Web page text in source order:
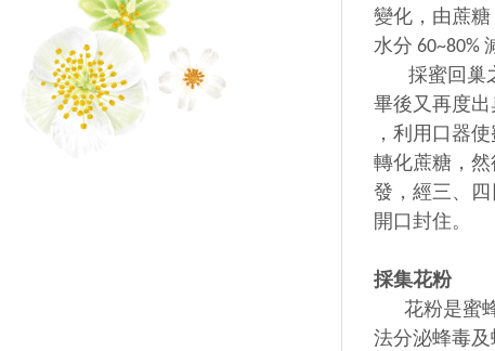
變化，由蔗
水分 60~80%
採蜜回巢之
畢後又再度
，利用口器
轉化蔗糖，
發，經三、四
開口封住。
採集花粉
花粉是蜜蜂
法分泌蜂毒